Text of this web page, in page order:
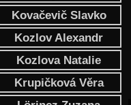
Kovačevič Slavko
Kozlov Alexandr
Kozlova Natalie
Krupičková Věra